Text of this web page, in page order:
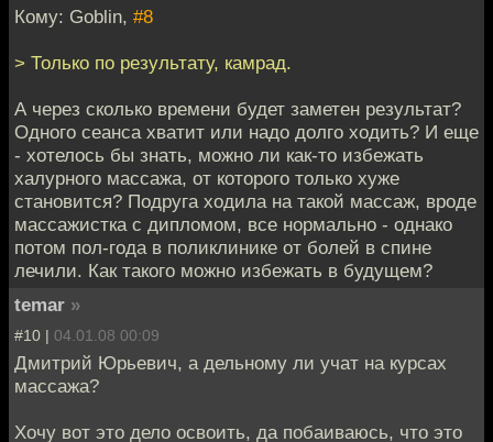
Кому: Goblin, #8
> Только по результату, камрад.
А через сколько времени будет заметен результат?
Одного сеанса хватит или надо долго ходить? И еще
- хотелось бы знать, можно ли как-то избежать
халурного массажа, от которого только хуже
становится? Подруга ходила на такой массаж, вроде
массажистка с дипломом, все нормально - однако
потом пол-года в поликлинике от болей в спине
лечили. Как такого можно избежать в будущем?
temar »
#10 | 04.01.08 00:09
Дмитрий Юрьевич, а дельному ли учат на курсах
массажа?
Хочу вот это дело освоить, да побаиваюсь, что это